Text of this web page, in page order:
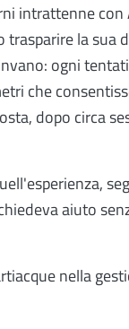
intrattenne
la sua
ogni
che
dopo circa
aiuto
nella